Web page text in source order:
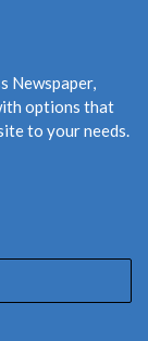
Newspaper,
options that
to your needs.